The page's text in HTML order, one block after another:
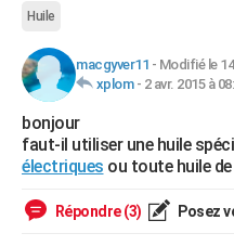
AUTO
Essais
Réserver un essai
Citadines
Berlines
SUV
Forum auto
+HIGH-TECH
Mobiles
Meilleur smartphone
Internet
Ordinateurs
Jeux vidéo
Guide high-tech
+BRICOLAGE
Forum
Aménagement intérieur
Extérieur
Cuisine
Salle de bains
Jardinage
Rangement
WEEK-END
Guides de France
Escapades
Patrimoine
Expositions
Musées
Week-end nature
LIFESTYLE
Huile
macgyver11 - Modifié le
xplom- 2 avr. 2015 à
bonjour
faut-il utiliser une huile
électriques ou toute huile
Répondre (3) Posez